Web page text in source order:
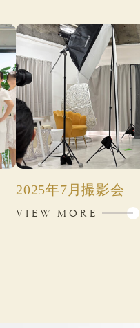
2025年7月撮影会
VIEW MORE